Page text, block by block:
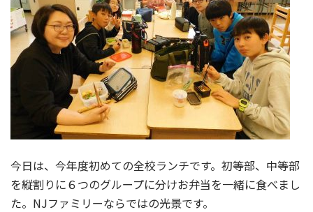
今日は、今年度初めての全校ランチです。初等部、中等部
を縦割りに６つのグループに分けお弁当を一緒に食べまし
た。NJファミリーならではの光景です。